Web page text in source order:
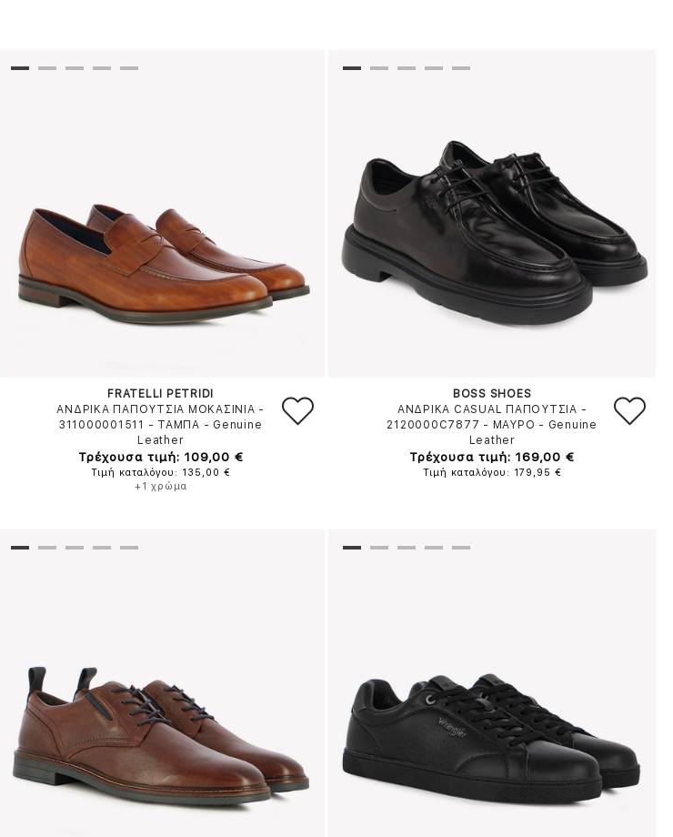
FRATELLI PETRIDI
ΑΝΔΡΙΚΑ ΠΑΠΟΥΤΣΙΑ ΜΟΚΑΣΙΝΙΑ -
311000001511
- ΤΑΜΠΑ - Genuine
Leather
Τρέχουσα τιμή: 109,00 €
Τιμή καταλόγου: 135,00 €
+1 χρώμα
BOSS SHOES
ΑΝΔΡΙΚΑ CASUAL ΠΑΠΟΥΤΣΙΑ -
2120000C7877 - ΜΑΥΡΟ - Genuine
Leather
Τρέχουσα τιμή: 169,00 €
Τιμή καταλόγου: 179,95 €